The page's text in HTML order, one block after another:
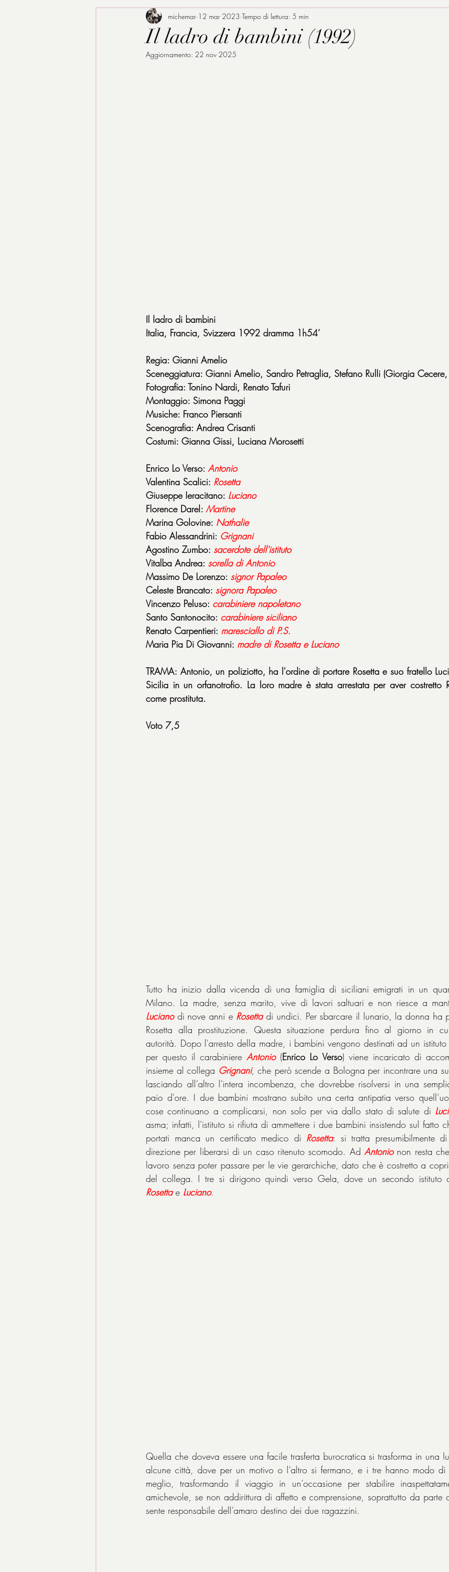
Il ladro di bambini (1992)
michemar 12 mar 2023 Tempo di lettura: 5 min
Aggiornamento: 22 nov 2025
Il ladro di bambini
Italia, Francia, Svizzera 1992 dramma 1h54’
Regia: Gianni Amelio
Sceneggiatura: Gianni Amelio, Sandro Petraglia, Stefano Rulli (Giorgia
Fotografia: Tonino Nardi, Renato Tafuri
Montaggio: Simona Paggi
Musiche: Franco Piersanti
Scenografia: Andrea Crisanti
Costumi: Gianna Gissi, Luciana Morosetti
Enrico Lo Verso: Antonio
Valentina Scalici: Rosetta
Giuseppe Ieracitano: Luciano
Florence Darel: Martine
Marina Golovine: Nathalie
Fabio Alessandrini: Grignani
Agostino Zumbo: sacerdote dell'istituto
Vitalba Andrea: sorella di Antonio
Massimo De Lorenzo: signor Papaleo
Celeste Brancato: signora Papaleo
Vincenzo Peluso: carabiniere napoletano
Santo Santonocito: carabiniere siciliano
Renato Carpentieri: maresciallo di P.S.
Maria Pia Di Giovanni: madre di Rosetta e Luciano
TRAMA: Antonio, un poliziotto, ha l'ordine di portare Rosetta e suo fratello
Sicilia in un orfanotrofio. La loro madre è stata arrestata per aver costretto
come prostituta.
Voto 7,5
Tutto ha inizio dalla vicenda di una famiglia di siciliani emigrati in un
Luciano di nove anni e Rosetta di undici. Per sbarcare il lunario, la donna ha
Rosetta alla prostituzione. Questa situazione perdura fino al giorno in
autorità. Dopo l'arresto della madre, i bambini vengono destinati ad un
per questo il carabiniere Antonio (Enrico Lo Verso) viene incaricato di
insieme al collega Grignani, che però scende a Bologna per incontrare una
lasciando all’altro l'intera incombenza, che dovrebbe risolversi in una
paio d'ore. I due bambini mostrano subito una certa antipatia verso
cose continuano a complicarsi, non solo per via dallo stato di salute di
asma; infatti, l'istituto si rifiuta di ammettere i due bambini insistendo sul fatto
portati manca un certificato medico di Rosetta: si tratta presumibilmente
direzione per liberarsi di un caso ritenuto scomodo. Ad Antonio non resta
lavoro senza poter passare per le vie gerarchiche, dato che è costretto a
Rosetta e Luciano.
Quella che doveva essere una facile trasferta burocratica si trasforma in una
alcune città, dove per un motivo o l’altro si fermano, e i tre hanno modo di
meglio, trasformando il viaggio in un’occasione per stabilire
amichevole, se non addirittura di affetto e comprensione, soprattutto da parte
sente responsabile dell’amaro destino dei due ragazzini.